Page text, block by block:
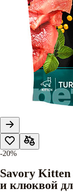
-20%
Savory Kitten
и клюквой